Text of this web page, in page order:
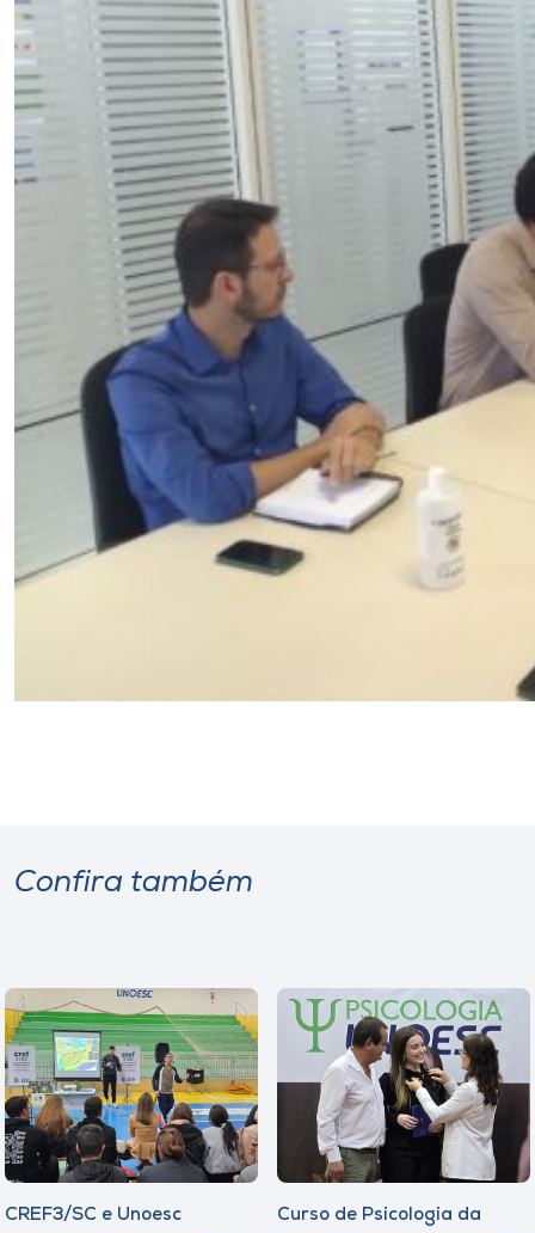
Confira também
CREF3/SC e Unoesc
Curso de Psicologia da